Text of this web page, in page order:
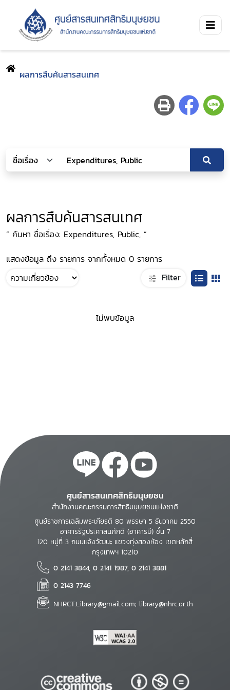
ผลการสืบค้นสารสนเทศ
ผลการสืบค้นสารสนเทศ
“ ค้นหา ชื่อเรื่อง: Expenditures, Public, ”
แสดงข้อมูล ถึง รายการ จากทั้งหมด 0 รายการ
Filter
ไม่พบข้อมูล
ศูนย์สารสนเทศสิทธิมนุษยชน
สำนักงานคณะกรรมการสิทธิมนุษยชนแห่งชาติ
ศูนย์ราชการเฉลิมพระเกียรติ 80 พรรษา 5 ธันวาคม 2550
อาคารรัฐประศาสนภักดี (อาคารบี) ชั้น 7
120 หมู่ที่ 3 ถนนแจ้งวัฒนะ แขวงทุ่งสองห้อง เขตหลักสี่
กรุงเทพฯ 10210
0 2141 3844, 0 2141 1987, 0 2141 3881
0 2143 7746
NHRCT.Library@gmail.com; library@nhrc.or.th